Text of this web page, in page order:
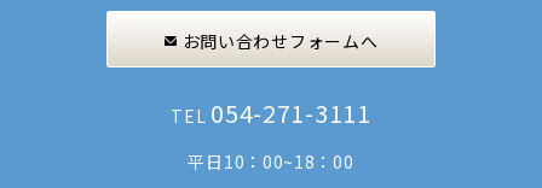
お問い合わせフォームへ
TEL 054-271-3111
平日10：00~18：00